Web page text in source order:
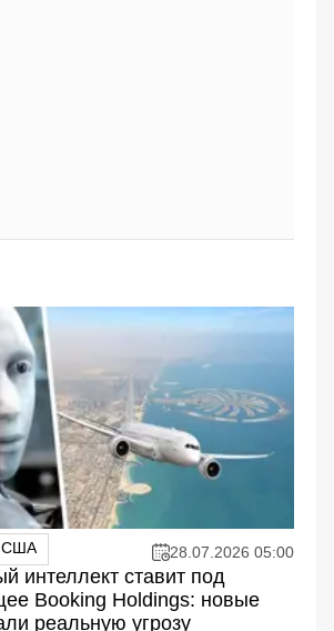
США 28.07.2026 05:00
интеллект ставит под
Booking Holdings: новые
реальную угрозу